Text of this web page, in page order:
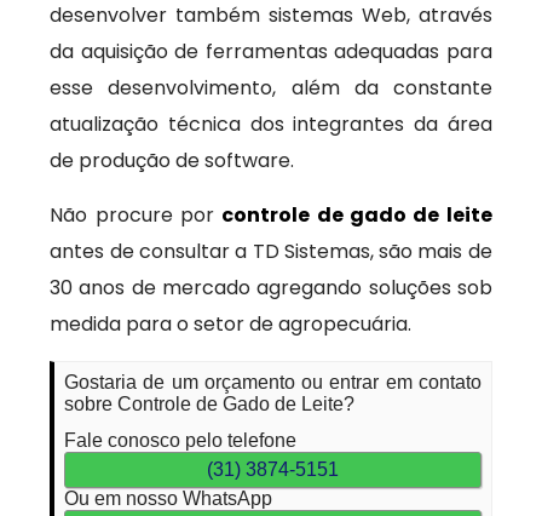
desenvolver também sistemas Web, através
da aquisição de ferramentas adequadas para
esse desenvolvimento, além da constante
atualização técnica dos integrantes da área
de produção de software.
Não procure por controle de gado de leite
antes de consultar a TD Sistemas, são mais de
30 anos de mercado agregando soluções sob
medida para o setor de agropecuária.
Gostaria de um orçamento ou entrar em contato
sobre Controle de Gado de Leite?
Fale conosco pelo telefone
(31) 3874-5151
Ou em nosso WhatsApp